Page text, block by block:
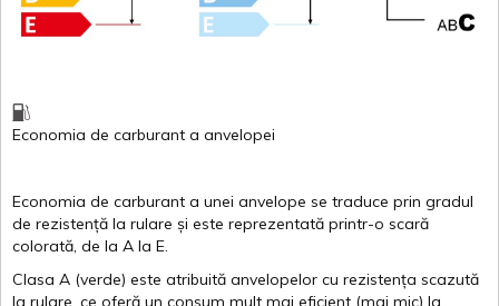
Economia de carburant a anvelopei
Economia de carburant a unei anvelope se traduce prin gradul
de rezistență la rulare și este reprezentată printr-o scară
colorată, de la A la E.
Clasa A (verde) este atribuită anvelopelor cu rezistența scazută
la rulare, ce oferă un consum mult mai eficient (mai mic) la